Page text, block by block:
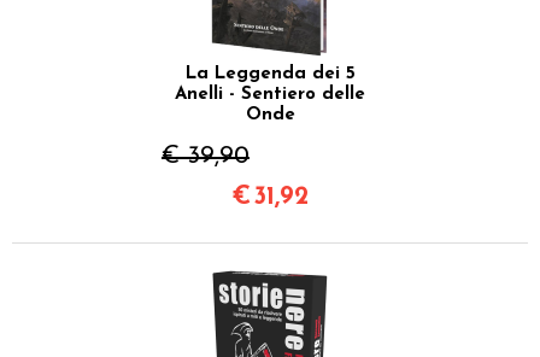
La Leggenda dei 5
Anelli - Sentiero delle
Onde
€ 39,90
€31,92